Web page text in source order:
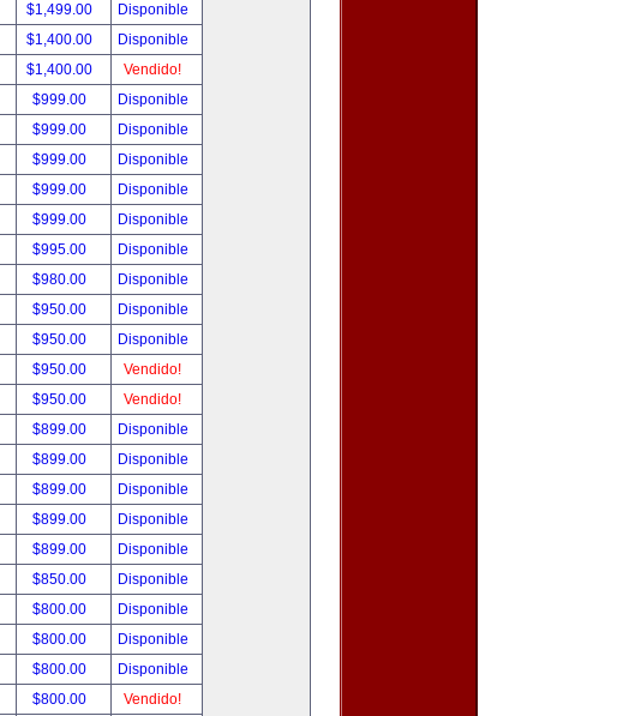
$1,499.00
Disponible
$1,400.00
Disponible
$1,400.00
Vendido!
$999.00
Disponible
$999.00
Disponible
$999.00
Disponible
$999.00
Disponible
$999.00
Disponible
$995.00
Disponible
$980.00
Disponible
$950.00
Disponible
$950.00
Disponible
$950.00
Vendido!
$950.00
Vendido!
$899.00
Disponible
$899.00
Disponible
$899.00
Disponible
$899.00
Disponible
$899.00
Disponible
$850.00
Disponible
$800.00
Disponible
$800.00
Disponible
$800.00
Disponible
$800.00
Vendido!